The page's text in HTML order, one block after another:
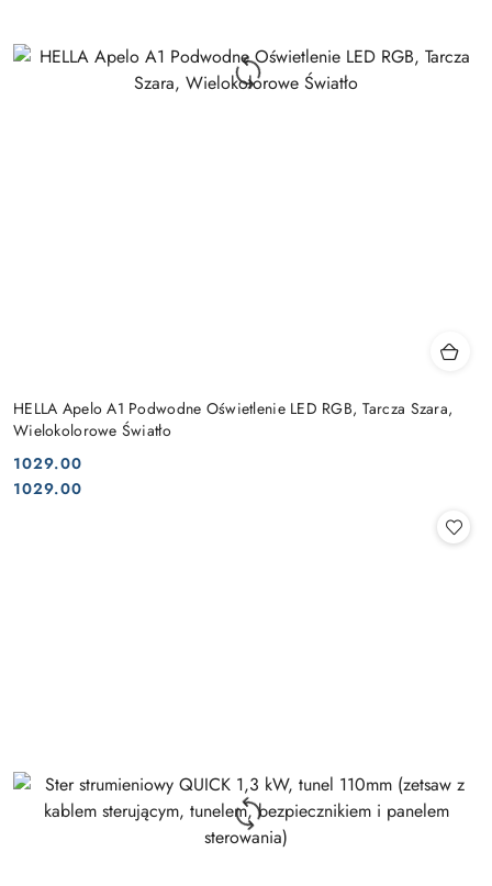
HELLA Apelo A1 Podwodne Oświetlenie LED RGB, Tarcza Szara,
Wielokolorowe Światło
Cena:
1029.00
Cena:
1029.00